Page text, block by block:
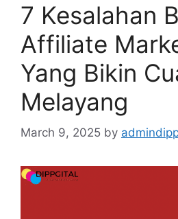
7 Kesalahan
Affiliate
Yang Bikin
Melayang
March 9, 2025 by